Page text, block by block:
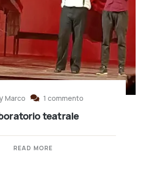
Marco 1 commento
teatrale
READ MORE